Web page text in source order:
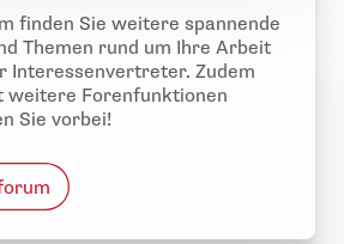
finden Sie weitere spannende
Themen rund um Ihre Arbeit
Interessenvertreter. Zudem
weitere Forenfunktionen
Sie vorbei!